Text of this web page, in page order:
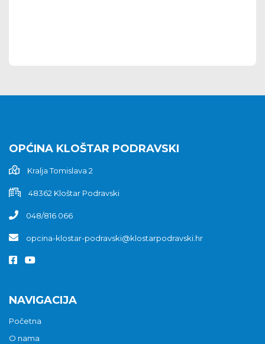
OPĆINA KLOŠTAR PODRAVSKI
Kralja Tomislava 2
48362 Kloštar Podravski
048/816 066
opcina-klostar-podravski@klostarpodravski.hr
NAVIGACIJA
Početna
O nama